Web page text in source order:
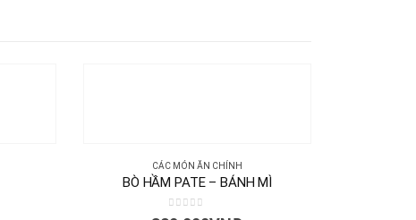
CÁC MÓN ĂN CHÍNH
BÒ HẦM PATE – BÁNH MÌ
0out of 5